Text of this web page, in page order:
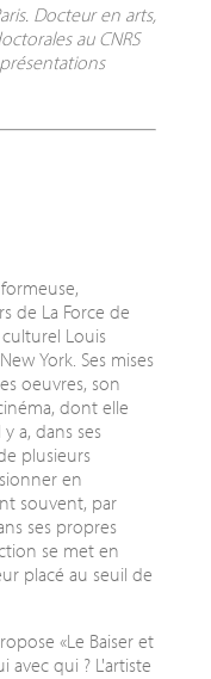
Docteur en arts,
au CNRS
de La Force de
culturel Louis
York. Ses mises
oeuvres, son
dont elle
a, dans ses
plusieurs
en
souvent, par
ses propres
se met en
placé au seuil de
«Le Baiser et
avec qui ? L'artiste